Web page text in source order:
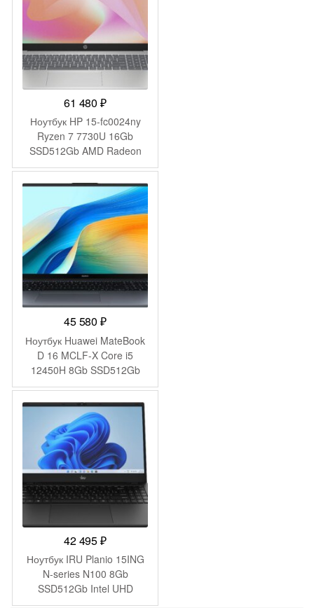
(2046017)
61 480₽
Ноутбук HP 15-fc0024ny
Ryzen 7 7730U 16Gb
SSD512Gb AMD Radeon
Graphics 15.6″ IPS FHD
(1920×1080) FreeDOS
silver WiFi BT Cam
(B8AX0EA)
45 580₽
Ноутбук Huawei MateBook
D 16 MCLF-X Core i5
12450H 8Gb SSD512Gb
Intel UHD Graphics 16″ IPS
(1920×1200) без ОС grey
space WiFi BT Cam
(53013YDJ)
42 495₽
Ноутбук IRU Planio 15ING
N-series N100 8Gb
SSD512Gb Intel UHD
Graphics 15.6″ IPS FHD